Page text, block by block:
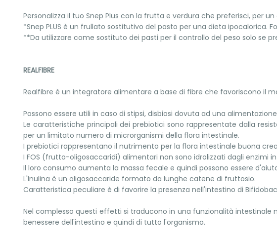
Personalizza il tuo Snep Plus con la frutta e verdura che preferisci, per
*Snep PLUS è un frullato sostitutivo del pasto per una dieta
**Da utilizzare come sostituto dei pasti per il controllo del peso solo se
REALFIBRE
Realfibre è un integratore alimentare a base di fibre che favoriscono il
Possono essere utili in caso di stipsi, disbiosi dovuta ad una
Le caratteristiche principali dei prebiotici sono rappresentate dalla
per un limitato numero di microrganismi della flora intestinale.
I prebiotici rappresentano il nutrimento per la flora intestinale buona
I FOS (frutto-oligosaccaridi) alimentari non sono idrolizzati dagli
Il loro consumo aumenta la massa fecale e quindi possono essere
L'Inulina è un oligosaccaride formato da lunghe catene di fruttosio.
Caratteristica peculiare è di favorire la presenza nell'intestino di
Nel complesso questi effetti si traducono in una funzionalità
benessere dell'intestino e quindi di tutto l'organismo.